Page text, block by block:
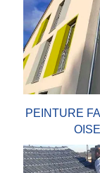
PEINTURE
OISE